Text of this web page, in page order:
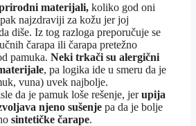
materijali, koliko god oni
najzdraviji za kožu jer joj
diše. Iz tog razloga preporučuje se
čarapa ili čarapa pretežno
pamuka. Neki trkači su alergični
, pa logika ide u smeru da je
vuna) uvek najbolje.
da je pamuk loše rešenje, jerupija
njeno sušenje pa da je bolje
sintetičke čarape.